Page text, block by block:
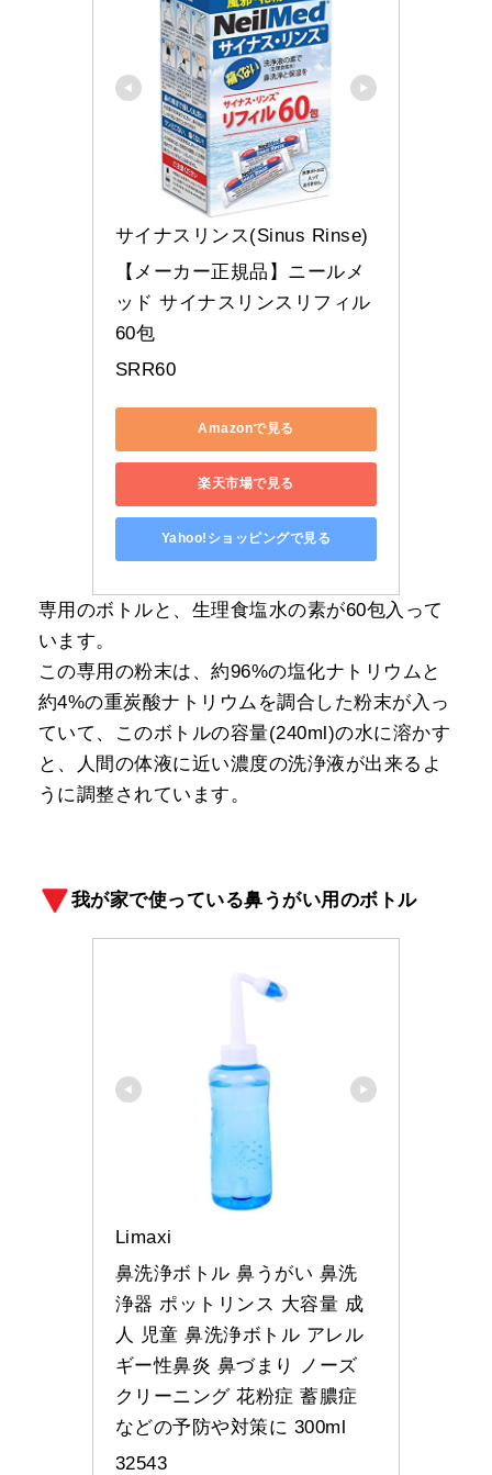
サイナスリンス(Sinus Rinse)
【メーカー正規品】ニールメ
ッド サイナスリンスリフィル
60包
SRR60
Amazonで見る
楽天市場で見る
Yahoo!ショッピングで見る
専用のボトルと、生理食塩水の素が60包入って
います。
この専用の粉末は、約96%の塩化ナトリウムと
約4%の重炭酸ナトリウムを調合した粉末が入っ
ていて、このボトルの容量(240ml)の水に溶かす
と、人間の体液に近い濃度の洗浄液が出来るよ
うに調整されています。
我が家で使っている鼻うがい用のボトル
Limaxi
鼻洗浄ボトル 鼻うがい 鼻洗
浄器 ポットリンス 大容量 成
人 児童 鼻洗浄ボトル アレル
ギー性鼻炎 鼻づまり ノーズ
クリーニング 花粉症 蓄膿症
などの予防や対策に 300ml
32543